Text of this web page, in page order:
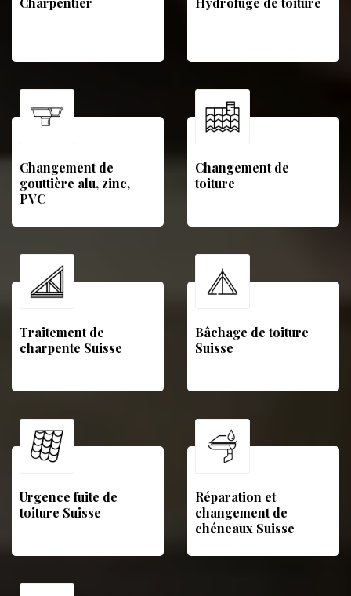
Changement de
gouttière alu, zinc,
PVC
Changement de
toiture
Traitement de
charpente Suisse
Bâchage de toiture
Suisse
Urgence fuite de
toiture Suisse
Réparation et
changement de
chéneaux Suisse